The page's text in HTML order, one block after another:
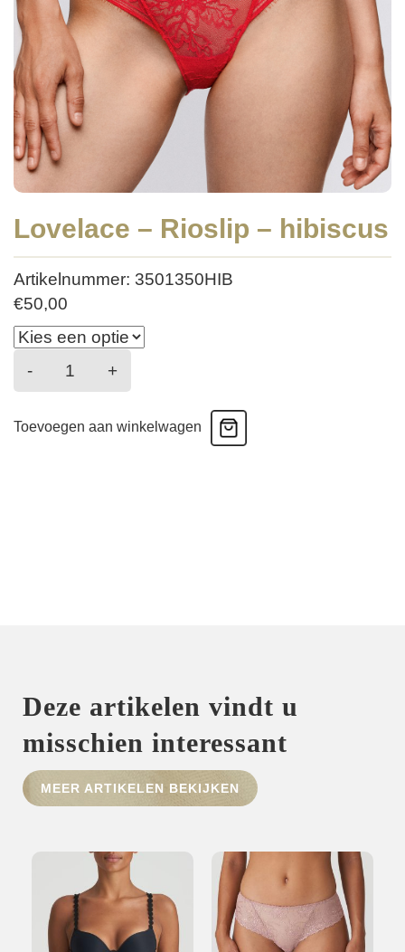
HOME
SHOP
MERKEN
NIEUWS
CONTACT
Lovelace – Rioslip – hibiscus
Artikelnummer: 3501350HIB
€50,00
-
Lovelace
-
+
Toevoegen aan winkelwagen
Deze artikelen vindt u
misschien interessant
MEER ARTIKELEN BEKIJKEN